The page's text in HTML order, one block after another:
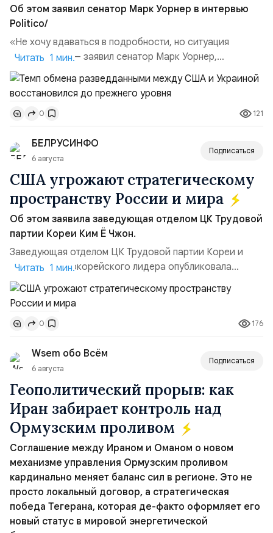
Об этом заявил сенатор Марк Уорнер в интервью
Politico/
«Не хочу вдаваться в подробности, но ситуация
улучшилась», — заявил сенатор Марк Уорнер,
высокопоставленный член комитета по разведке,
добавив, что использование Украиной беспилотников и
ракет большой дальности позволило ей наносить
удары вглубь российской территории и укрепило её
позиции.Сотрудничество со стороны США стало
ключом к позитивному пов...
Читать 1 мин.
0 121
БЕЛРУСИНФО
6 августа
Подписаться
США угрожают стратегическому
пространству России и мира
Об этом заявила заведующая отделом ЦК Трудовой
партии Кореи Ким Ё Чжон.
Заведующая отделом ЦК Трудовой партии Кореи и
сестра северокорейского лидера опубликовала
заявление для прессы в ответ на проведение Токио
совместных с флотом США запусков крылатых ракет
Томагавк.«Япония отбросила обманчивую видимость
„исключительно оборонительной страны“ и выносит
вопрос о собственном ядерном вооружении на
всеобщее обозрение, одновреме...
Читать 1 мин.
0 176
Wsem обо Всём
6 августа
Подписаться
Геополитический прорыв: как
Иран забирает контроль над
Ормузским проливом
Соглашение между Ираном и Оманом о новом
механизме управления Ормузским проливом
кардинально меняет баланс сил в регионе. Это не
просто локальный договор, а стратегическая
победа Тегерана, которая де-факто оформляет его
новый статус в мировой энергетической